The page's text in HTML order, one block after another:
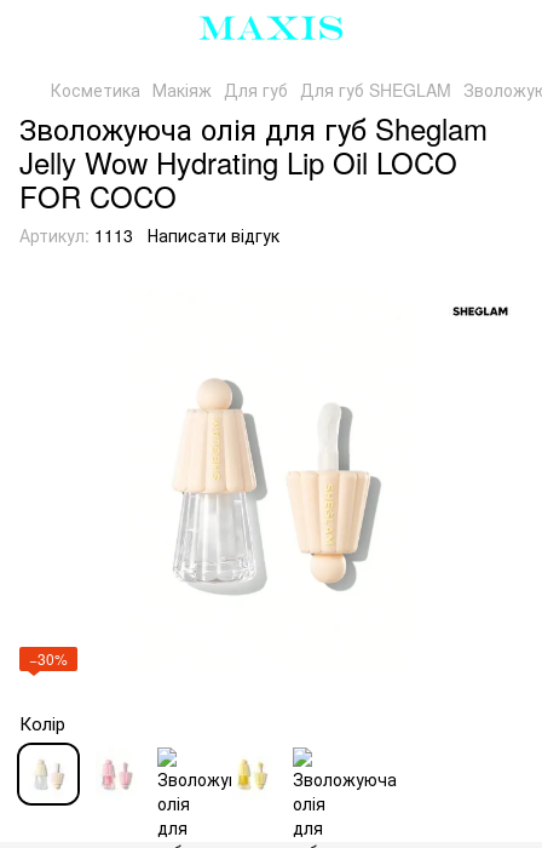
Косметика Макіяж Для губ Для губ SHEGLAM
Зволожуюча олія для губ Sheglam
Jelly Wow Hydrating Lip Oil LOCO
FOR COCO
Артикул: 1113 Написати відгук
−30%
Колір